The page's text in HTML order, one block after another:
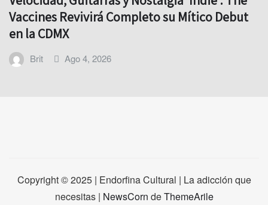
Vaccines Revivirá Completo su Mítico Debut
en la CDMX
Brit Ago 4, 2026
Copyright © 2025 | Endorfina Cultural | La adicción que
necesitas | NewsCorn deThemeArile